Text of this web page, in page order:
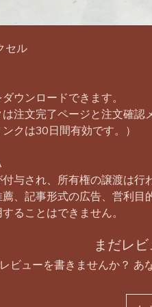
セル
ウンロードできます。
は注文完了ページと注文確認
クは30日間有効です。）
与され、所有権の譲渡は行
、記事形式の広告、営利目
ることはできません。
まだレ
ビューを書きませんか？ あ